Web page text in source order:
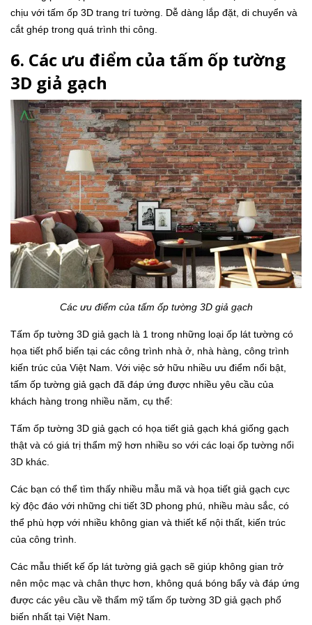
chịu với tấm ốp 3D trang trí tường. Dễ dàng lắp đặt, di chuyển và
cắt ghép trong quá trình thi công.
6. Các ưu điểm của tấm ốp tường
3D giả gạch
Các ưu điểm của tấm ốp tường 3D giả gạch
Tấm ốp tường 3D giả gạch là 1 trong những loại ốp lát tường có
họa tiết phổ biến tại các công trình nhà ở, nhà hàng, công trình
kiến trúc của Việt Nam. Với việc sở hữu nhiều ưu điểm nổi bật,
tấm ốp tường giả gạch đã đáp ứng được nhiều yêu cầu của
khách hàng trong nhiều năm, cụ thể:
Tấm ốp tường 3D giả gạch có họa tiết giả gạch khá giống gạch
thật và có giá trị thẩm mỹ hơn nhiều so với các loại ốp tường nổi
3D khác.
Các bạn có thể tìm thấy nhiều mẫu mã và họa tiết giả gạch cực
kỳ độc đáo với những chi tiết 3D phong phú, nhiều màu sắc, có
thể phù hợp với nhiều không gian và thiết kế nội thất, kiến trúc
của công trình.
Các mẫu thiết kế ốp lát tường giả gạch sẽ giúp không gian trở
nên mộc mạc và chân thực hơn, không quá bóng bẩy và đáp ứng
được các yêu cầu về thẩm mỹ tấm ốp tường 3D giả gạch phổ
biến nhất tại Việt Nam.